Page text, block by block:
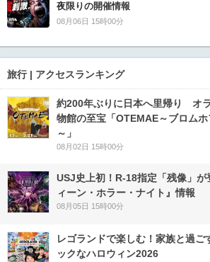
夜限りの開催情報
08月06日 15時00分
旅行 | アクセスランキング
約200年ぶりに日本へ里帰り オ
物館の至宝「OTEMAE～ブロム
～」
08月02日 15時00分
USJ史上初！R-18指定「残像」
ィーン・ホラー・ナイト』情報
08月05日 15時00分
レゴランドで楽しむ！家族と過ご
ックなハロウィン2026